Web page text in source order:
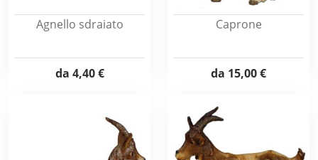
Agnello sdraiato
da 4,40 €
Caprone
da 15,00 €